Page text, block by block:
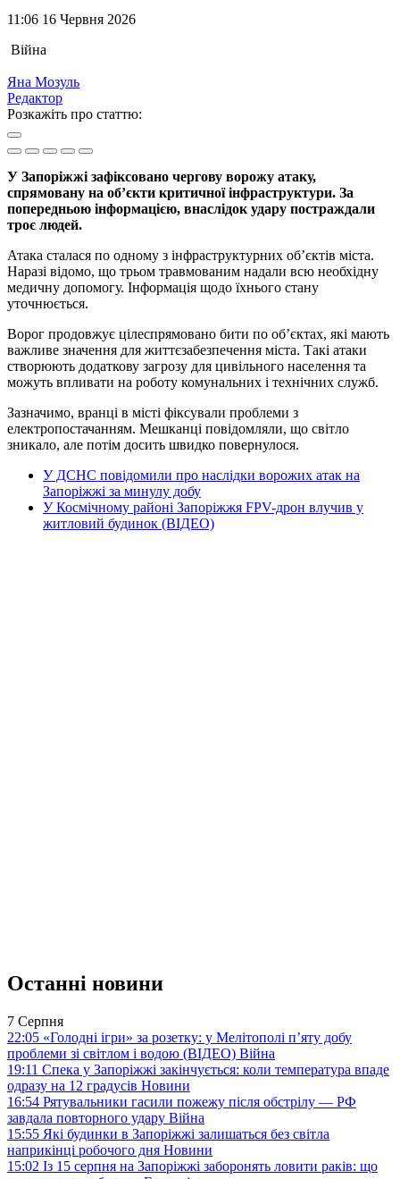
11:06 16 Червня 2026
Війна
Яна Мозуль
Редактор
Розкажіть про статтю:
У Запоріжжі зафіксовано чергову ворожу атаку,
спрямовану на об’єкти критичної інфраструктури. За
попередньою інформацією, внаслідок удару постраждали
троє людей.
Атака сталася по одному з інфраструктурних об’єктів міста.
Наразі відомо, що трьом травмованим надали всю необхідну
медичну допомогу. Інформація щодо їхнього стану
уточнюється.
Ворог продовжує цілеспрямовано бити по об’єктах, які мають
важливе значення для життєзабезпечення міста. Такі атаки
створюють додаткову загрозу для цивільного населення та
можуть впливати на роботу комунальних і технічних служб.
Зазначимо, вранці в місті фіксували проблеми з
електропостачанням. Мешканці повідомляли, що світло
зникало, але потім досить швидко повернулося.
У ДСНС повідомили про наслідки ворожих атак на
Запоріжжі за минулу добу
У Космічному районі Запоріжжя FPV-дрон влучив у
житловий будинок (ВІДЕО)
Останні новини
7 Серпня
22:05 «Голодні ігри» за розетку: у Мелітополі п’яту добу
проблеми зі світлом і водою (ВІДЕО) Війна
19:11 Спека у Запоріжжі закінчується: коли температура впаде
одразу на 12 градусів Новини
16:54 Рятувальники гасили пожежу після обстрілу — РФ
завдала повторного удару Війна
15:55 Які будинки в Запоріжжі залишаться без світла
наприкінці робочого дня Новини
15:02 Із 15 серпня на Запоріжжі заборонять ловити раків: що